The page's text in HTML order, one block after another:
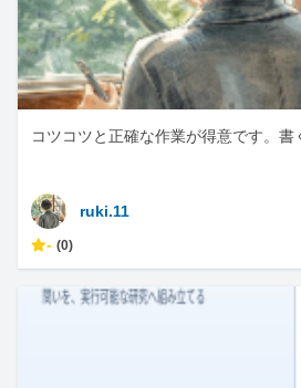
コツコツと正確な作業が得意です。書
ruki.11
- (0)